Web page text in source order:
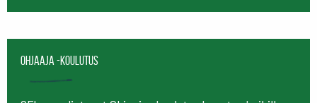
Ohjaaja -koulutus